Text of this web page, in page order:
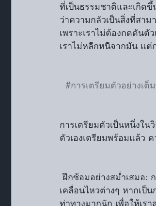
ที่เป็นธรรมชาติและเกิด
ว่าความกลัวเป็นสิ่งที่สา
เพราะเราไม่ต้องกดดันตั
เราไม่หลีกหนีจากมัน แ
#การเตรียมตัวอย่างเต็
การเตรียมตัวเป็นหนึ่งใน
ตัวเองเตรียมพร้อมแล้ว
ฝึกซ้อมอย่างสม่ำเสมอ: การซ้อมจะทำให้เราเกิดความคุ้นเคยกับเนื้อหาที่ต้องนำเสนอ หรือการ
เคลื่อนไหวต่างๆ หากเป็
ท่าทางมากนัก เพื่อให้เร